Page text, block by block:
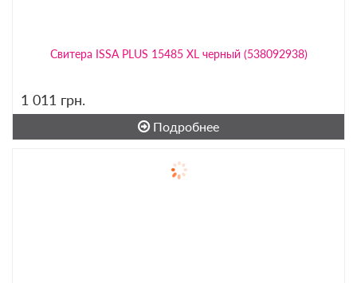
Свитера ISSA PLUS 15485 XL черный (538092938)
1 011 грн.
Подробнее